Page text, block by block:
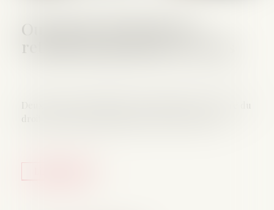
Ouverture du droit à la
Deux décrets du 15 juillet 2025 abaissent l'ouverture du
droit à la retraite progressive de 62 ans à 60 ans...